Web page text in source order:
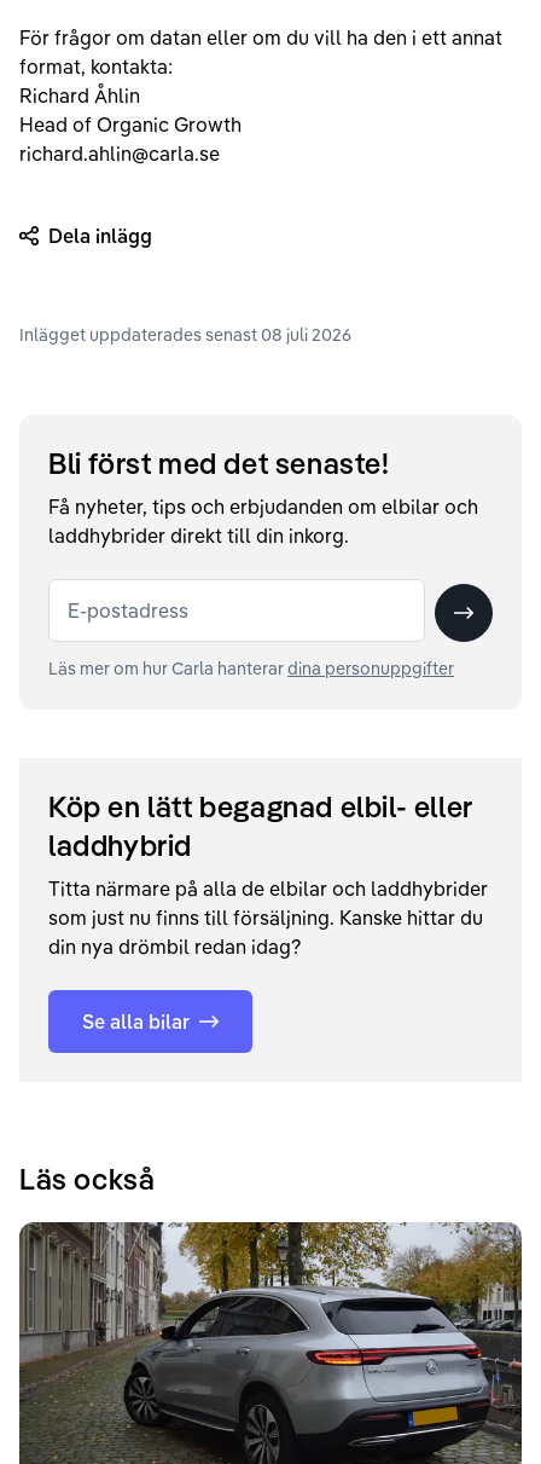
För frågor om datan eller om du vill ha den i ett annat
format, kontakta:
Richard Åhlin
Head of Organic Growth
richard.ahlin@carla.se
Dela inlägg
Inlägget uppdaterades senast 08 juli 2026
Bli först med det senaste!
Få nyheter, tips och erbjudanden om elbilar och
laddhybrider direkt till din inkorg.
E-postadress Skicka
Läs mer om hur Carla hanterardina personuppgifter
Köp en lätt begagnad elbil- eller
laddhybrid
Titta närmare på alla de elbilar och laddhybrider
som just nu finns till försäljning. Kanske hittar du
din nya drömbil redan idag?
Se alla bilar
Läs också